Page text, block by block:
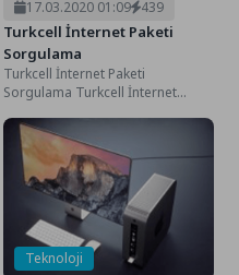
17.03.2020 01:09 439
Turkcell İnternet Paketi
Sorgulama
Turkcell İnternet Paketi
Sorgulama Turkcell İnternet
olarak hizmet vermeye devam
eden...
Teknoloji